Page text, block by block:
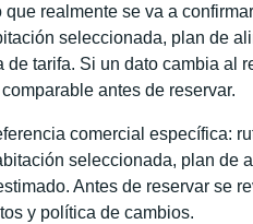
realmente se va a
seleccionada, plan de
tarifa. Si un dato cambia al
antes de reservar.
comercial específica:
seleccionada, plan de
Antes de reservar se
y política de cambios.